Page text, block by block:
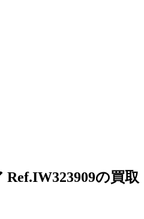
の買取